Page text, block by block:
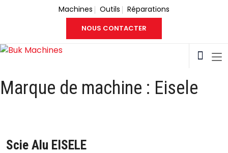
Machines Outils Réparations
NOUS CONTACTER
Marque de machine : Eisele
Scie Alu EISELE